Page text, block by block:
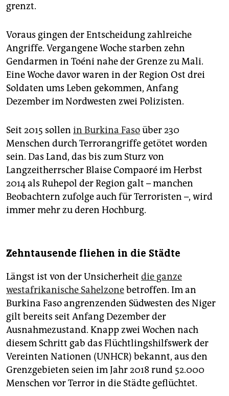
grenzt.
Voraus gingen der Entscheidung zahlreiche
Angriffe. Vergangene Woche starben zehn
Gendarmen in Toéni nahe der Grenze zu Mali.
Eine Woche davor waren in der Region Ost drei
Soldaten ums Leben gekommen, Anfang
Dezember im Nordwesten zwei Polizisten.
Seit 2015 sollen in Burkina Fasoüber 230
Menschen durch Terrorangriffe getötet worden
sein. Das Land, das bis zum Sturz von
Langzeitherrscher Blaise Compaoré im Herbst
2014 als Ruhepol der Region galt – manchen
Beobachtern zufolge auch für Terroristen –, wird
immer mehr zu deren Hochburg.
Zehntausende fliehen in die Städte
Längst ist von der Unsicherheit die ganze
westafrikanische Sahelzonebetroffen. Im an
Burkina Faso angrenzenden Südwesten des Niger
gilt bereits seit Anfang Dezember der
Ausnahmezustand. Knapp zwei Wochen nach
diesem Schritt gab das Flüchtlingshilfswerk der
Vereinten Nationen (UNHCR) bekannt, aus den
Grenzgebieten seien im Jahr 2018 rund 52.000
Menschen vor Terror in die Städte geflüchtet.